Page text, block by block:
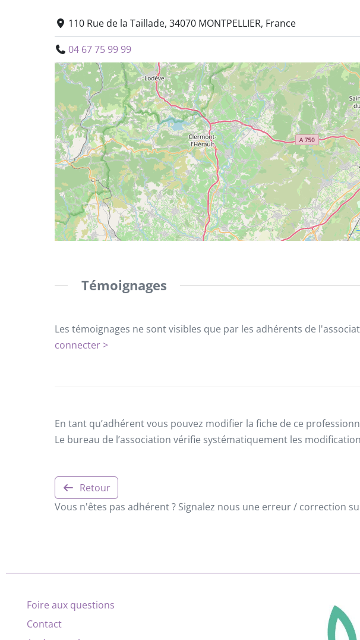
110 Rue de la Taillade, 34070 MONTPELLIER, France
04 67 75 99 99
Témoignages
Les témoignages ne sont visibles que par les adhérents de
connecter >
En tant qu’adhérent vous pouvez modifier la fiche de ce
Le bureau de l’association vérifie systématiquement les
Retour
Vous n'êtes pas adhérent ? Signalez nous une erreur / correction
Foire aux questions
Contact